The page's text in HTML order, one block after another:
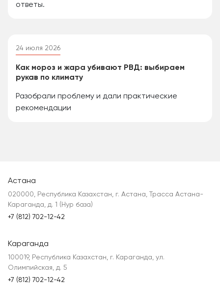
ответы.
24 июля 2026
Как мороз и жара убивают РВД: выбираем
рукав по климату
Разобрали проблему и дали практические
рекомендации
Астана
020000, Республика Казахстан, г. Астана, Трасса Астана-
Караганда, д. 1 (Нур база)
+7 (812) 702-12-42
Караганда
100019, Республика Казахстан, г. Караганда, ул.
Олимпийская, д. 5
+7 (812) 702-12-42